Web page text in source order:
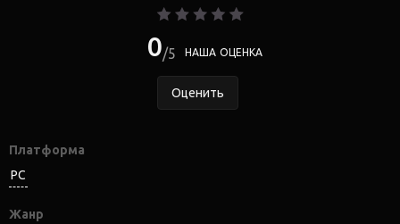
0 5 НАША ОЦЕНКА
Оценить
Платформа
PC
Жанр